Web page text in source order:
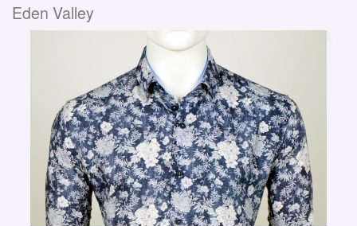
Eden Valley